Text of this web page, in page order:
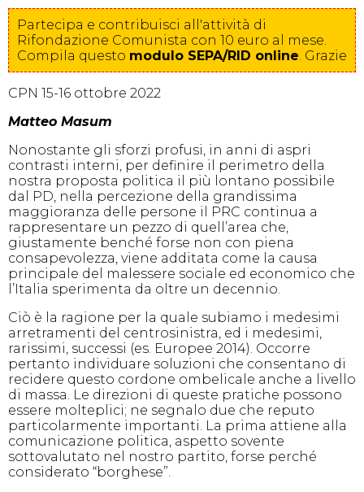
Partecipa e contribuisci all'attività di
Rifondazione Comunista con 10 euro al mese.
Compila questo modulo SEPA/RID online. Grazie
CPN 15-16 ottobre 2022
Matteo Masum
Nonostante gli sforzi profusi, in anni di aspri
contrasti interni, per definire il perimetro della
nostra proposta politica il più lontano possibile
dal PD, nella percezione della grandissima
maggioranza delle persone il PRC continua a
rappresentare un pezzo di quell’area che,
giustamente benché forse non con piena
consapevolezza, viene additata come la causa
principale del malessere sociale ed economico che
l’Italia sperimenta da oltre un decennio.
Ciò è la ragione per la quale subiamo i medesimi
arretramenti del centrosinistra, ed i medesimi,
rarissimi, successi (es. Europee 2014). Occorre
pertanto individuare soluzioni che consentano di
recidere questo cordone ombelicale anche a livello
di massa. Le direzioni di queste pratiche possono
essere molteplici; ne segnalo due che reputo
particolarmente importanti. La prima attiene alla
comunicazione politica, aspetto sovente
sottovalutato nel nostro partito, forse perché
considerato “borghese”.